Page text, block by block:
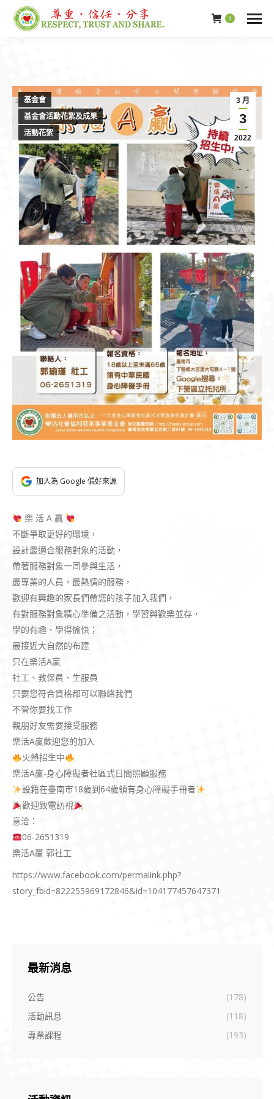
0
3 月
3
2022
基金會
基金會活動花絮及成果
活動花絮
加入為 Google 偏好來源
樂 活 A 贏
不斷爭取更好的環境，
設計最適合服務對象的活動，
帶著服務對象一同參與生活，
最專業的人員，最熱情的服務，
歡迎有興趣的家長們帶您的孩子加入我們，
有對服務對象精心準備之活動，學習與歡樂並存，
學的有趣、學得愉快；
最接近大自然的布建
只在樂活A贏
社工、教保員、生服員
只要您符合資格都可以聯絡我們
不管你要找工作
親朋好友需要接受服務
樂活A贏歡迎您的加入
火熱招生中
樂活A贏-身心障礙者社區式日間照顧服務
設籍在臺南市18歲到64歲領有身心障礙手冊者
歡迎致電訪視
意洽：
06-2651319
樂活A贏 郭社工
https://www.facebook.com/permalink.php?
story_fbid=822255969172846&id=104177457647371
最新消息
公告
(178)
活動訊息
(118)
專業課程
(193)